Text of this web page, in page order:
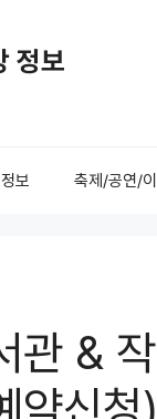
정보
보 축제/공연/
관 &
약신청)